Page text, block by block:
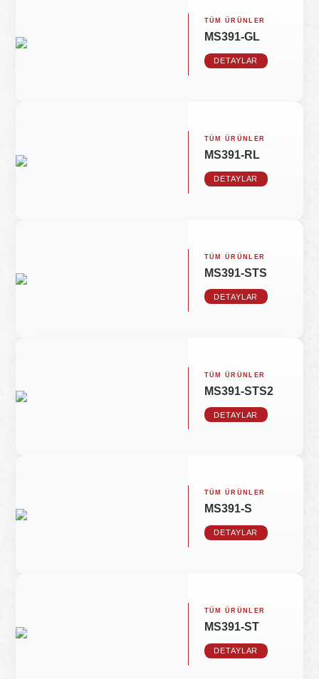
TÜM ÜRÜNLER
MS391-GL
DETAYLAR
TÜM ÜRÜNLER
MS391-RL
DETAYLAR
TÜM ÜRÜNLER
MS391-STS
DETAYLAR
TÜM ÜRÜNLER
MS391-STS2
DETAYLAR
TÜM ÜRÜNLER
MS391-S
DETAYLAR
TÜM ÜRÜNLER
MS391-ST
DETAYLAR